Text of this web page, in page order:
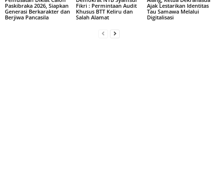
Paskibraka 2026, Siapkan
Generasi Berkarakter dan
Berjiwa Pancasila
Fikri : Permintaan Audit
Khusus BTT Keliru dan
Salah Alamat
Ajak Lestarikan Identitas
Tau Samawa Melalui
Digitalisasi